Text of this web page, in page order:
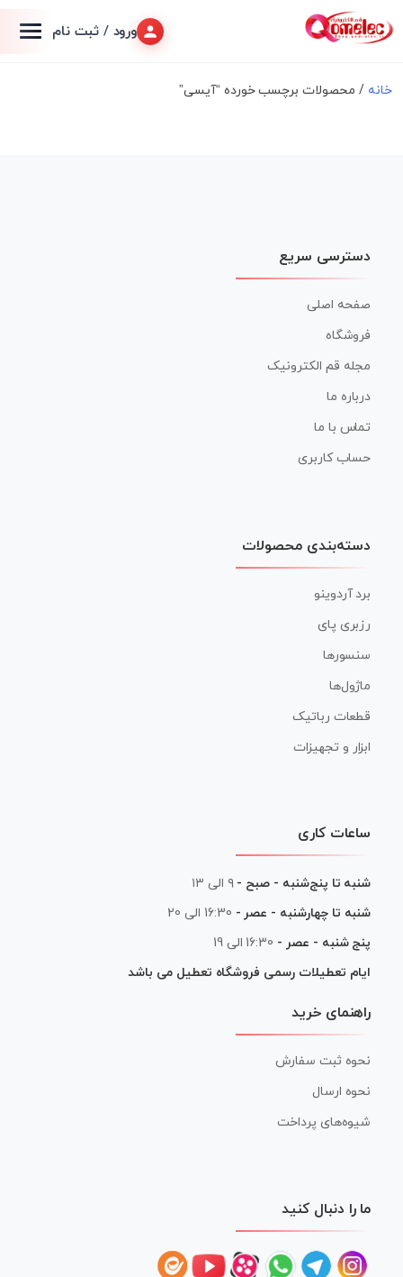
ورود / ثبت نام
خانه / محصولات برچسب خورده “آیسی”
دسترسی سریع
صفحه اصلی
فروشگاه
مجله قم الکترونیک
درباره ما
تماس با ما
حساب کاربری
دسته‌بندی محصولات
برد آردوینو
رزبری پای
سنسورها
ماژول‌ها
قطعات رباتیک
ابزار و تجهیزات
ساعات کاری
شنبه تا پنج‌شنبه - صبح - ۹ الی ۱۳
شنبه تا چهارشنبه - عصر - 16:30 الی 20
پنج شنبه - عصر - 16:30 الی 19
ایام تعطیلات رسمی فروشگاه تعطیل می باشد
راهنمای خرید
نحوه ثبت سفارش
نحوه ارسال
شیوه‌های پرداخت
ما را دنبال کنید